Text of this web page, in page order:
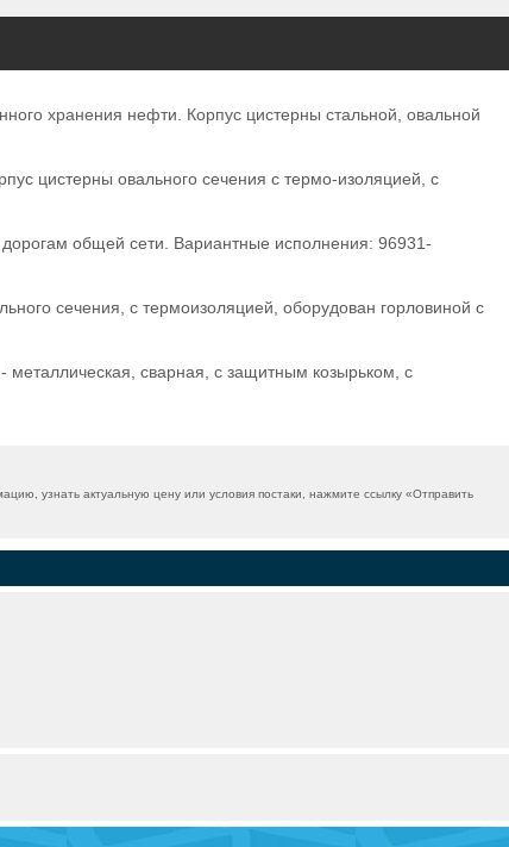
хранения нефти. Корпус цистерны стальной, овальной
цистерны овального сечения с термо-изоляцией, с
общей сети. Вариантные исполнения: 96931-
сечения, с термоизоляцией, оборудован горловиной с
сварная, с защитным козырьком, с
узнать актуальную цену или условия постаки, нажмите ссылку «Отправить